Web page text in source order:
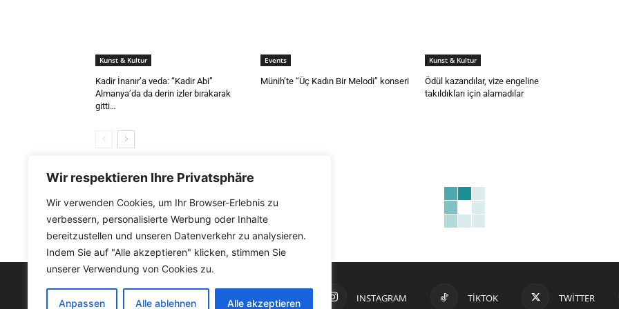
Wir respektieren Ihre Privatsphäre
Wir verwenden Cookies, um Ihr Browser-Erlebnis zu
verbessern, personalisierte Werbung oder Inhalte
bereitzustellen und unseren Datenverkehr zu analysieren.
Indem Sie auf "Alle akzeptieren" klicken, stimmen Sie
unserer Verwendung von Cookies zu.
Anpassen Alle ablehnen Alle akzeptieren
Kunst & Kultur
Kadir İnanır’a veda: “Kadir Abi”
Almanya’da da derin izler bırakarak
gitti…
Events
Münih’te “Üç Kadın Bir Melodi” konseri
Kunst & Kultur
Ödül kazandılar, vize engeline
takıldıkları için alamadılar
CEVAP VER
Yorum Yapmak İçin Giriş Yapın
FACEBOOK INSTAGRAM TIKTOK TWITTER